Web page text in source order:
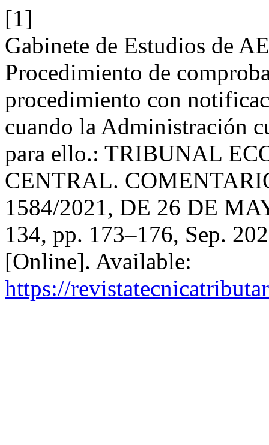
[1]
Gabinete de Estudios de
Procedimiento de
procedimiento con
cuando la Administración
para ello.: TRIBUNAL
CENTRAL.
1584/2021, DE 26 DE
134, pp. 173–176, Sep.
[Online]. Available:
https://